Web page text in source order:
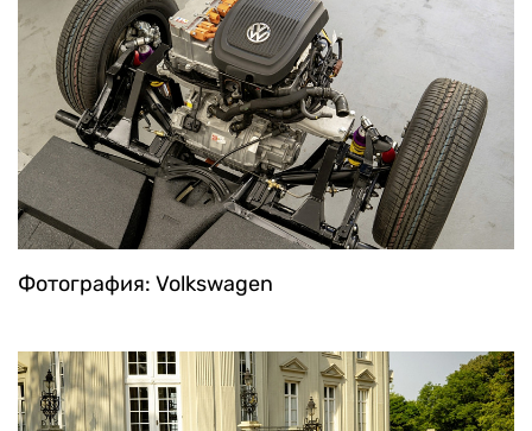
Фотография: Volkswagen